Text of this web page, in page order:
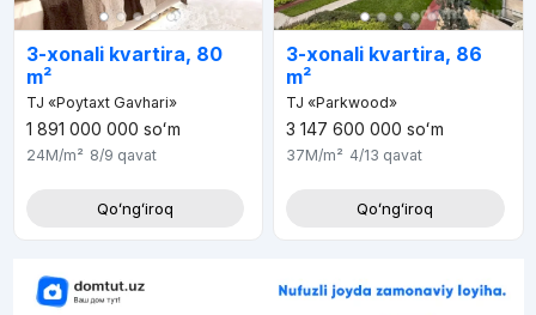
3-xonali kvartira, 80
m²
TJ «Poytaxt Gavhari»
1 891 000 000 soʻm
24M/m² 8/9 qavat
Qoʻngʻiroq
3-xonali kvartira, 86
m²
TJ «Parkwood»
3 147 600 000 soʻm
37M/m² 4/13 qavat
Qoʻngʻiroq